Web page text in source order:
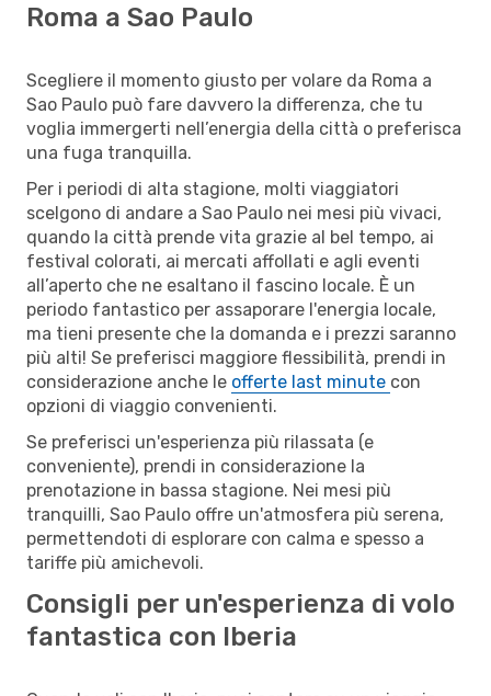
Roma a Sao Paulo
Scegliere il momento giusto per volare da Roma a
Sao Paulo può fare davvero la differenza, che tu
voglia immergerti nell’energia della città o preferisca
una fuga tranquilla.
Per i periodi di alta stagione, molti viaggiatori
scelgono di andare a Sao Paulo nei mesi più vivaci,
quando la città prende vita grazie al bel tempo, ai
festival colorati, ai mercati affollati e agli eventi
all’aperto che ne esaltano il fascino locale. È un
periodo fantastico per assaporare l'energia locale,
ma tieni presente che la domanda e i prezzi saranno
più alti! Se preferisci maggiore flessibilità, prendi in
considerazione anche le offerte last minute con
opzioni di viaggio convenienti.
Se preferisci un'esperienza più rilassata (e
conveniente), prendi in considerazione la
prenotazione in bassa stagione. Nei mesi più
tranquilli, Sao Paulo offre un'atmosfera più serena,
permettendoti di esplorare con calma e spesso a
tariffe più amichevoli.
Consigli per un'esperienza di volo
fantastica con Iberia